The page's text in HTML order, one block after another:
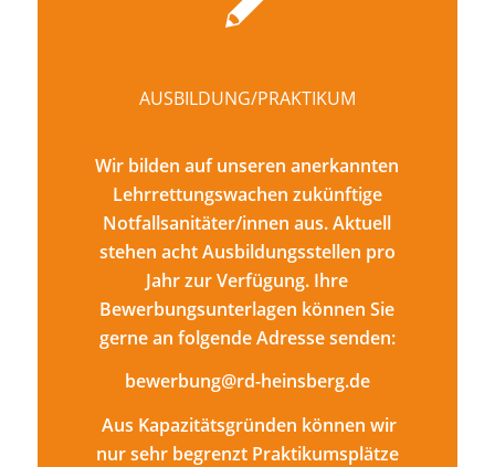
AUSBILDUNG/PRAKTIKUM
Wir bilden auf unseren anerkannten
Lehrrettungswachen zukünftige
Notfallsanitäter/innen aus. Aktuell
stehen acht Ausbildungsstellen pro
Jahr zur Verfügung. Ihre
Bewerbungsunterlagen können Sie
gerne an folgende Adresse senden:
bewerbung@rd-heinsberg.de
Aus Kapazitätsgründen können wir
nur sehr begrenzt Praktikumsplätze